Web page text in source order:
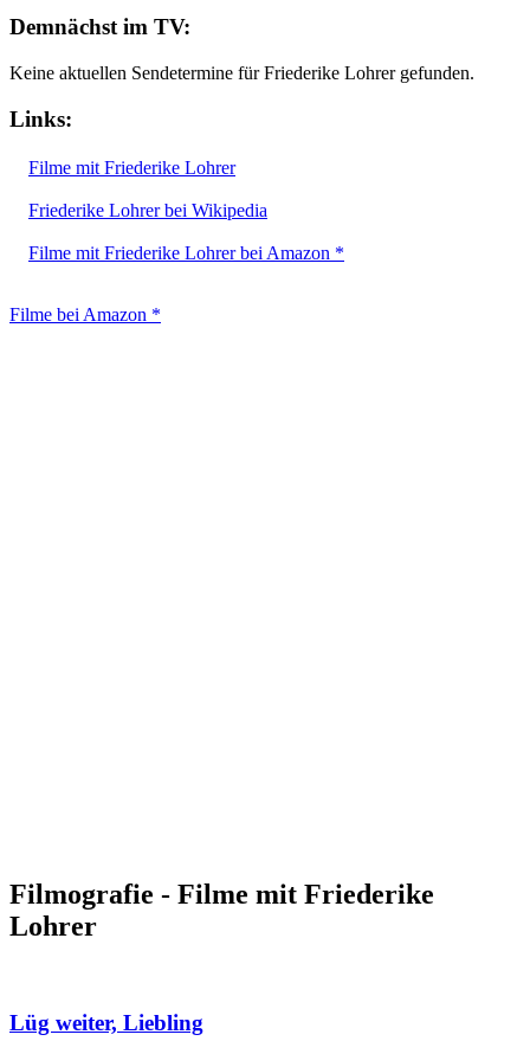
Demnächst im TV:
Keine aktuellen Sendetermine für Friederike Lohrer gefunden.
Links:
Filme mit Friederike Lohrer
Friederike Lohrer bei Wikipedia
Filme mit Friederike Lohrer bei Amazon *
Filme bei Amazon *
Filmografie - Filme mit Friederike
Lohrer
Lüg weiter, Liebling